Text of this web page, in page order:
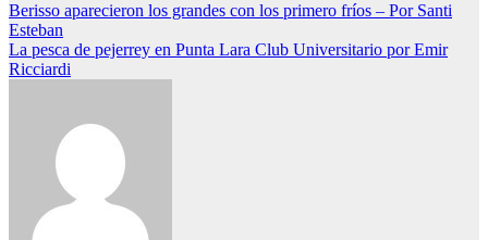
Berisso aparecieron los grandes con los primero fríos – Por Santi
Esteban
La pesca de pejerrey en Punta Lara Club Universitario por Emir
Ricciardi